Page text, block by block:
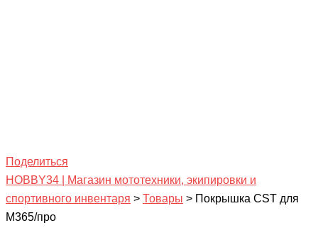
Поделиться
HOBBY34 | Магазин мототехники, экипировки и
спортивного инвентаря > Товары > Покрышка CST для
М365/про